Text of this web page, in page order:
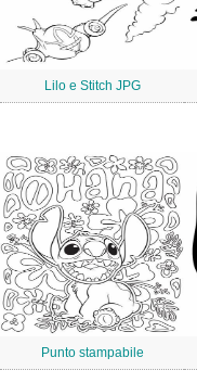
Lilo e Stitch JPG
Punto stampabile